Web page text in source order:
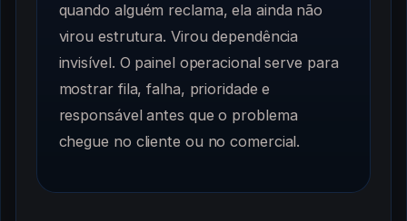
quando alguém reclama, ela ainda não
virou estrutura. Virou dependência
invisível. O painel operacional serve para
mostrar fila, falha, prioridade e
responsável antes que o problema
chegue no cliente ou no comercial.